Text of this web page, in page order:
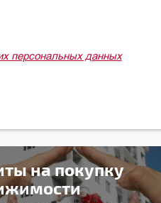
персональных данных
на покупку